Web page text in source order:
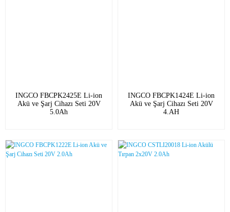
INGCO FBCPK2425E Li-ion
Akü ve Şarj Cihazı Seti 20V
5.0Ah
INGCO FBCPK1424E Li-ion
Akü ve Şarj Cihazı Seti 20V
4.AH